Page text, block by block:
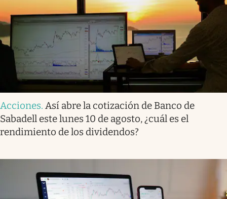
Acciones. Así abre la cotización de Banco de
Sabadell este lunes 10 de agosto, ¿cuál es el
rendimiento de los dividendos?